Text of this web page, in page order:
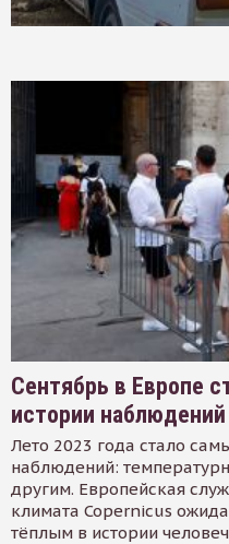
Сентябрь в Европе
истории наблюдений
Лето 2023 года стало
наблюдений:
другим. Европейская
климата Copernicus
тёплым в истории